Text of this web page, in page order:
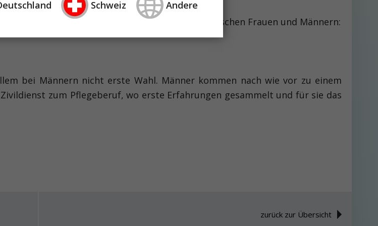
subjektiv wahrgenommene Unterschiede zwischen Frauen und Männern:
bei Männern nicht erste Wahl. Männer kommen nach wie vor zu einem
zum Pflegeberuf, wo erste Erfahrungen gesammelt und für sie das
zurück zur Übersicht
Schweiz Andere